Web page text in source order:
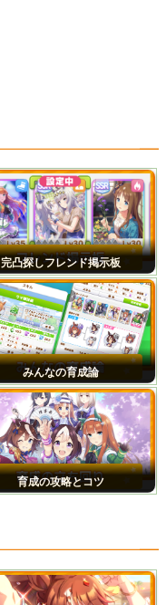
完凸探しフレンド掲示板
みんなの育成論
育成の攻略とコツ